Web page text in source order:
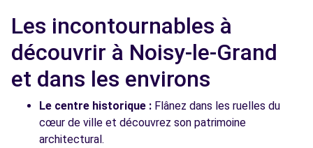
Les incontournables à
découvrir à Noisy-le-Grand
et dans les environs
Le centre historique : Flânez dans les ruelles du
cœur de ville et découvrez son patrimoine
architectural.